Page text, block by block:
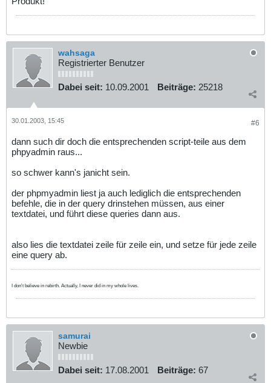
wahsaga
Registrierter Benutzer
Dabei seit: 10.09.2001 Beiträge: 25218
#6
30.01.2003, 15:45
dann such dir doch die entsprechenden script-teile aus dem
phpyadmin raus...
so schwer kann's janicht sein.
der phpmyadmin liest ja auch lediglich die entsprechenden
befehle, die in der query drinstehen müssen, aus einer
textdatei, und führt diese queries dann aus.
also lies die textdatei zeile für zeile ein, und setze für jede zeile
eine query ab.
I don't believe in rebirth. Actually, I never did in my whole lives.
samurai
Newbie
Dabei seit: 17.08.2001 Beiträge: 67